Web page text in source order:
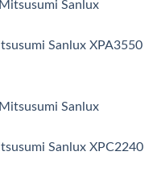
Sanlux XPA3550
Sanlux XPC2240